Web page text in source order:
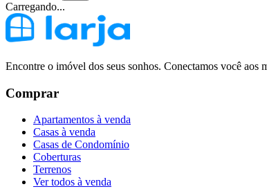
Carregando...
Encontre o imóvel dos seus sonhos. Conectamos você
Comprar
Apartamentos à venda
Casas à venda
Casas de Condomínio
Coberturas
Terrenos
Ver todos à venda